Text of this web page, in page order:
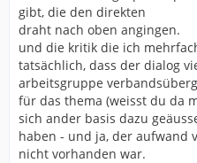
gibt, die den direkten
draht nach oben angingen.
und die kritik die ich
tatsächlich, dass der dialog
arbeitsgruppe
für das thema (weisst du da
sich ander basis dazu
haben - und ja, der aufwand
nicht vorhanden war.